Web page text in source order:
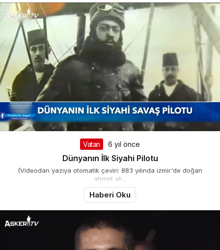
Vatan 6 yıl önce
Dünyanın İlk Siyahi Pilotu
(Videodan yazıya otomatik çeviri: 883 yılında izmir'de doğan
ahmet ali...
Haberi Oku